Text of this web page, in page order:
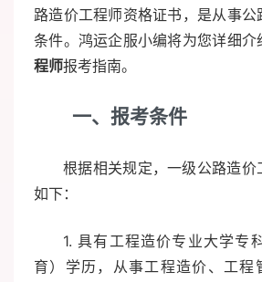
路造价工程师资格证书，是从事
条件。鸿运企服小编将为您详细介
程师报考指南。
一、报考条件
根据相关规定，一级公路造价
如下：
1. 具有工程造价专业大学专
育）学历，从事工程造价、工程